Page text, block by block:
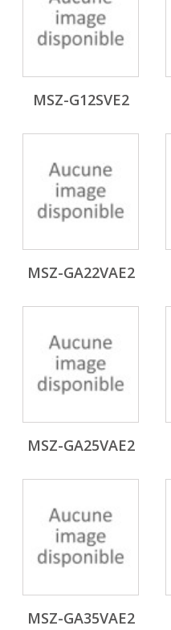
MSZ-G12SVE2
MSZ-GA22VAE2
MSZ-GA25VAE2
MSZ-GA35VAE2